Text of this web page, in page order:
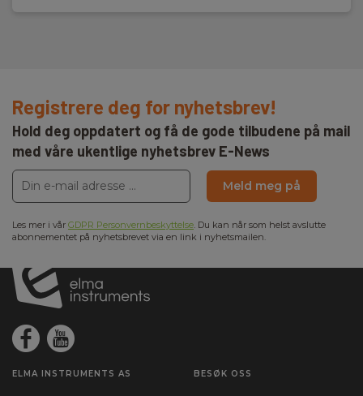
Registrere deg for nyhetsbrev!
Hold deg oppdatert og få de gode tilbudene på mail
med våre ukentlige nyhetsbrev E-News
Meld meg på
Les mer i vår GDPR Personvernbeskyttelse. Du kan når som helst avslutte
abonnementet på nyhetsbrevet via en link i nyhetsmailen.
ELMA INSTRUMENTS AS BESØK OSS